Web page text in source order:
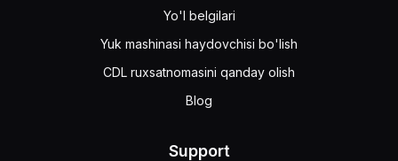
Yo'l belgilari
Yuk mashinasi haydovchisi bo'lish
CDL ruxsatnomasini qanday olish
Blog
Support